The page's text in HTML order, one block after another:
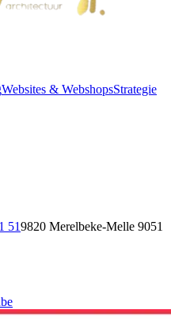
Websites & WebshopsStrategie
519820 Merelbeke-Melle 9051